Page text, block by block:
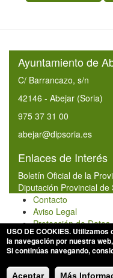
Ayuntamiento de
C/ Barrancazo, s/n
42146 - Abejar (Soria)
975 37 31 00
abejar@dipsoria.es
Enlaces de Interés
Boletín Oficial de la
Diputación Provincial de
Contacto
Aviso Legal
Protección de Datos
Política de
Política de Cookies
© 2026
USO DE COOKIES. Utilizamos
la navegación por nuestra
Si continúas navegando,
Aceptar Más